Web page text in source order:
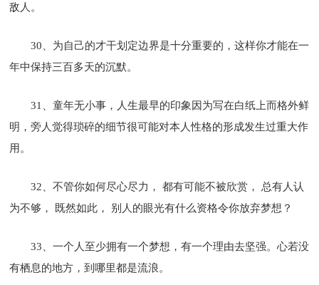
敌人。
30、为自己的才干划定边界是十分重要的，这样你才能在一
年中保持三百多天的沉默。
31、童年无小事，人生最早的印象因为写在白纸上而格外鲜
明，旁人觉得琐碎的细节很可能对本人性格的形成发生过重大作
用。
32、不管你如何尽心尽力， 都有可能不被欣赏， 总有人认
为不够， 既然如此， 别人的眼光有什么资格令你放弃梦想？
33、一个人至少拥有一个梦想，有一个理由去坚强。心若没
有栖息的地方，到哪里都是流浪。